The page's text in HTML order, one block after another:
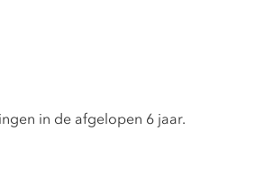
in de afgelopen 6 jaar.